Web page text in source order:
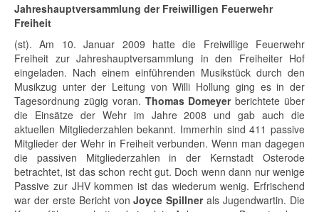
Jahreshauptversammlung der Freiwilligen Feuerwehr
Freiheit
(st). Am 10. Januar 2009 hatte die Freiwillige Feuerwehr
Freiheit zur Jahreshauptversammlung in den Freiheiter Hof
eingeladen. Nach einem einführenden Musikstück durch den
Musikzug unter der Leitung von Willi Hollung ging es in der
Tagesordnung zügig voran. Thomas Domeyerberichtete über
die Einsätze der Wehr im Jahre 2008 und gab auch die
aktuellen Mitgliederzahlen bekannt. Immerhin sind 411 passive
Mitglieder der Wehr in Freiheit verbunden. Wenn man dagegen
die passiven Mitgliederzahlen in der Kernstadt Osterode
betrachtet, ist das schon recht gut. Doch wenn dann nur wenige
Passive zur JHV kommen ist das wiederum wenig. Erfrischend
war der erste Bericht vonJoyce Spillnerals Jugendwartin. Die